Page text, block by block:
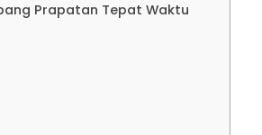
Prapatan Tepat Waktu